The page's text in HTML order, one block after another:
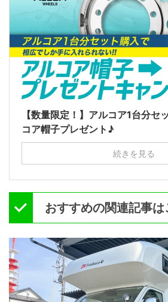
【数量限定！】アルコア1台分セ
コア帽子プレゼント♪
続きを見る
おすすめの関連記事は